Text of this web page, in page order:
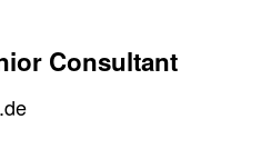
Consultant